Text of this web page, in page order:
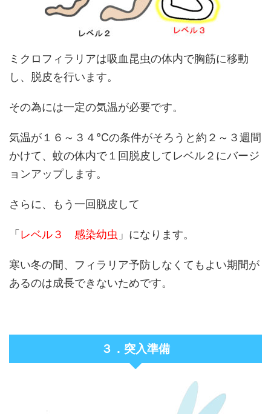
ミクロフィラリアは吸血昆虫の体内で胸筋に移動
し、脱皮を行います。
その為には一定の気温が必要です。
気温が１６～３４℃の条件がそろうと約２～３週間
かけて、蚊の体内で１回脱皮してレベル２にバージ
ョンアップします。
さらに、もう一回脱皮して
「レベル３ 感染幼虫 」になります。
寒い冬の間、フィラリア予防しなくてもよい期間が
あるのは成長できないためです。
３．突入準備